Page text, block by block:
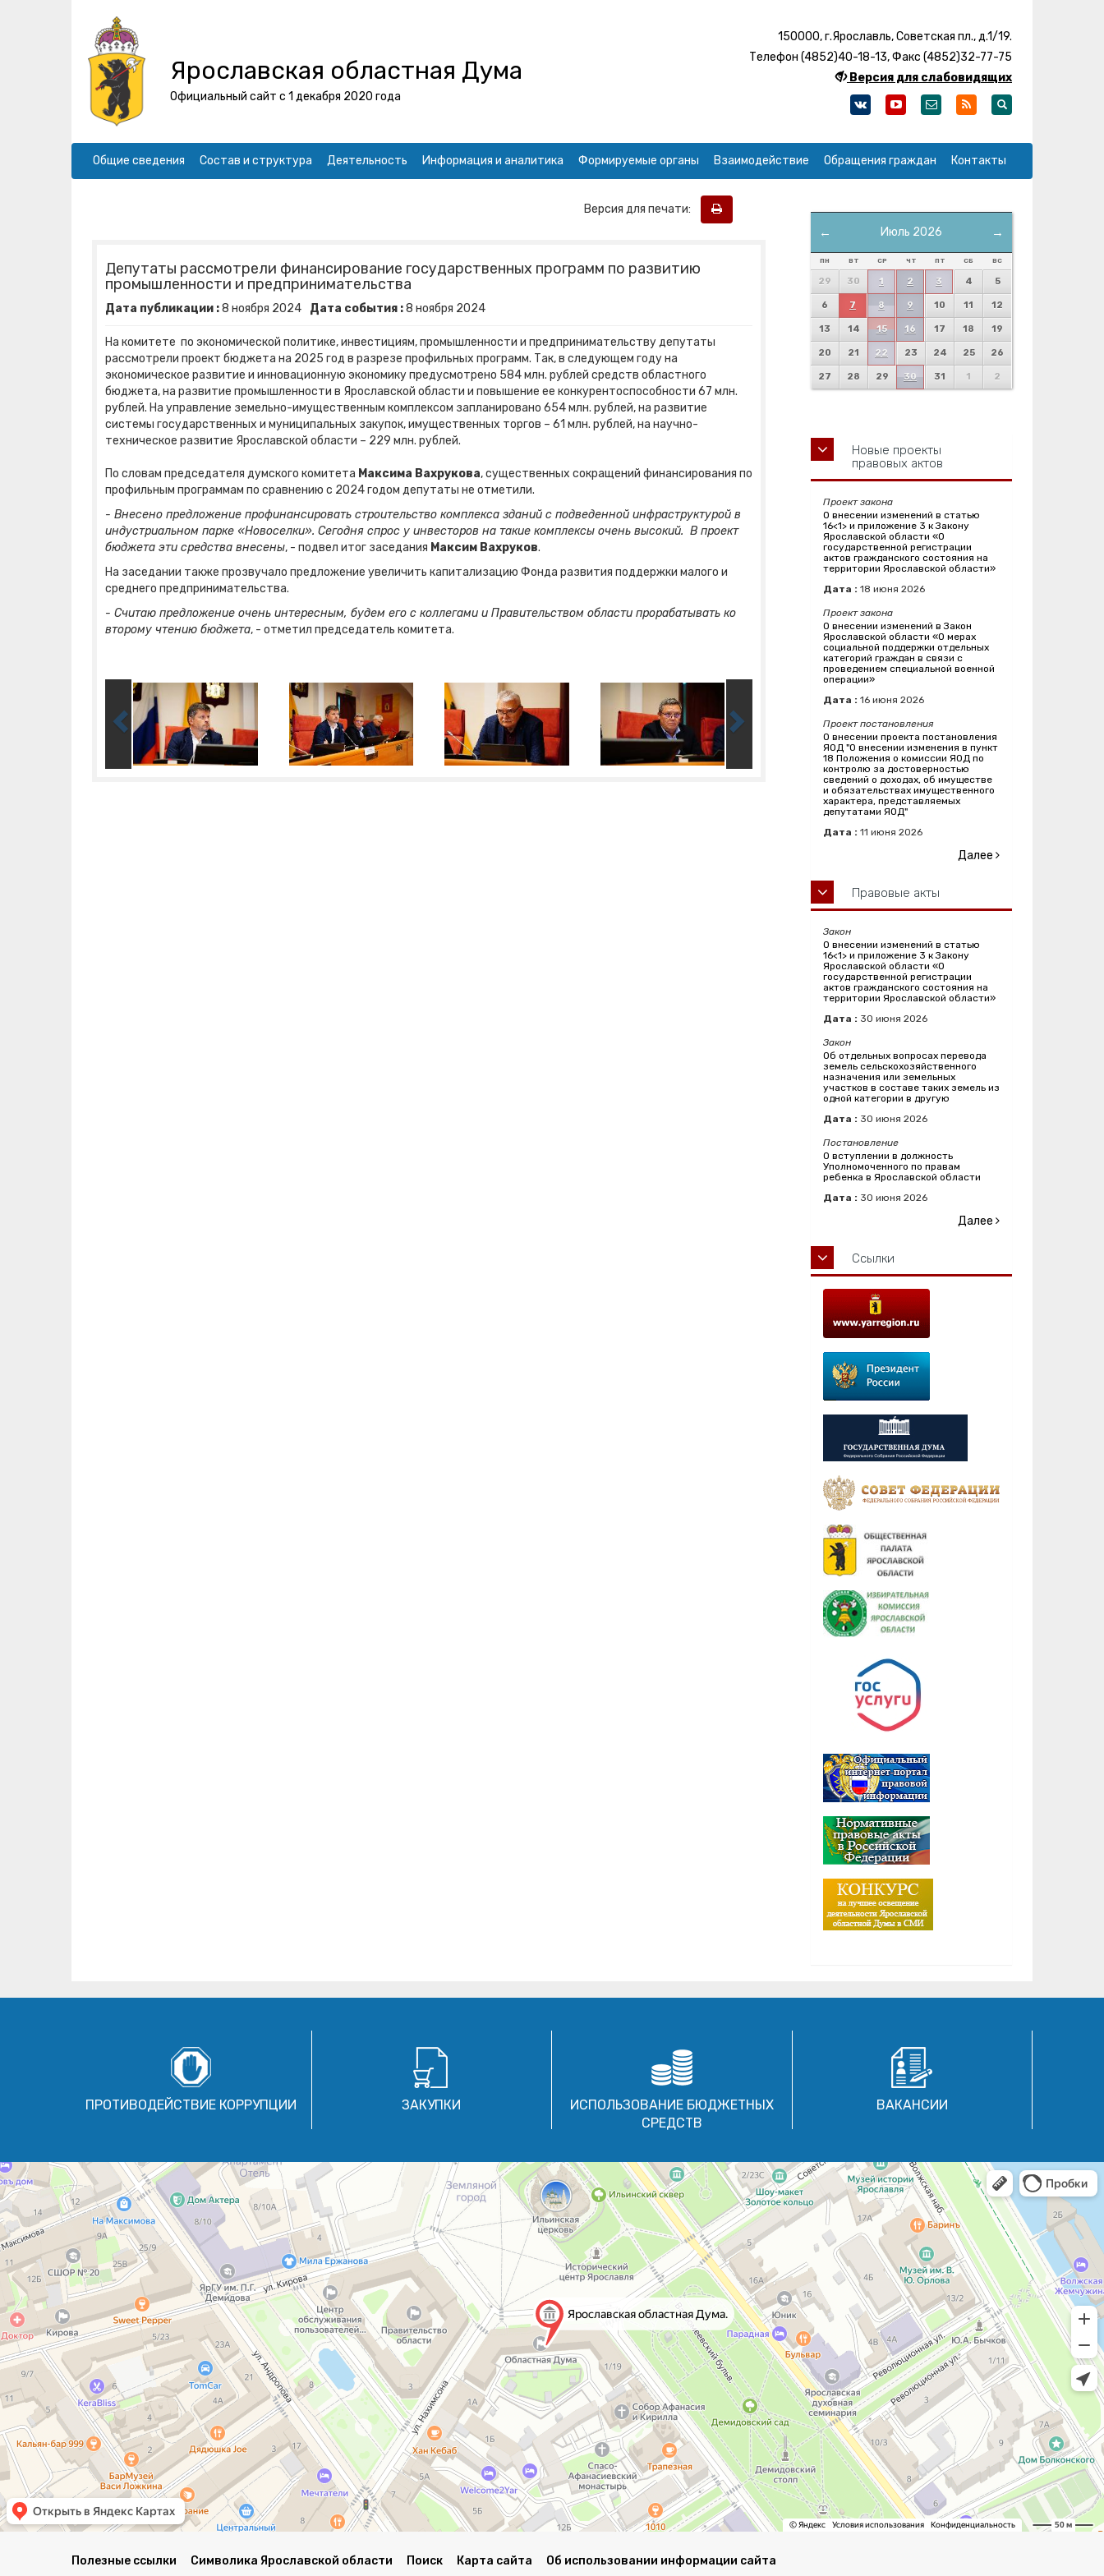
Ярославская областная Дума
Официальный сайт с 1 декабря 2020 года
150000, г.Ярославль, Советская пл., д.1/19.
Телефон (4852)40-18-13, Факс (4852)32-77-75
Версия для слабовидящих
Общие сведения Состав и структура Деятельность Информация и аналитика Формируемые органы Взаимодействие Обращения граждан Контакты
Версия для печати:
Депутаты рассмотрели финансирование государственных программ по развитию
промышленности и предпринимательства
Дата публикации :8 ноября 2024 Дата события :8 ноября 2024
На комитете по экономической политике, инвестициям, промышленности и предпринимательству депутаты
рассмотрели проект бюджета на 2025 год в разрезе профильных программ. Так, в следующем году на
экономическое развитие и инновационную экономику предусмотрено 584 млн. рублей средств областного
бюджета, на развитие промышленности в Ярославской области и повышение ее конкурентоспособности 67 млн.
рублей. На управление земельно-имущественным комплексом запланировано 654 млн. рублей, на развитие
системы государственных и муниципальных закупок, имущественных торгов – 61 млн. рублей, на научно-
техническое развитие Ярославской области – 229 млн. рублей.
По словам председателя думского комитета Максима Вахрукова, существенных сокращений финансирования по
профильным программам по сравнению с 2024 годом депутаты не отметили.
- Внесено предложение профинансировать строительство комплекса зданий с подведенной инфраструктурой в
индустриальном парке «Новоселки». Сегодня спрос у инвесторов на такие комплексы очень высокий. В проект
бюджета эти средства внесены, - подвел итог заседания Максим Вахруков.
На заседании также прозвучало предложение увеличить капитализацию Фонда развития поддержки малого и
среднего предпринимательства.
- Считаю предложение очень интересным, будем его с коллегами и Правительством области прорабатывать ко
второму чтению бюджета, - отметил председатель комитета.
← →
Июль 2026
ПН ВТ СР ЧТ ПТ СБ ВС
29 30 1 2 3 4 5
6 7 8 9 10 11 12
13 14 15 16 17 18 19
20 21 22 23 24 25 26
27 28 29 30 31 1 2
Новые проекты
правовых актов
Проект закона
О внесении изменений в статью
16<1> и приложение 3 к Закону
Ярославской области «О
государственной регистрации
актов гражданского состояния на
территории Ярославской области»
Дата : 18 июня 2026
Проект закона
О внесении изменений в Закон
Ярославской области «О мерах
социальной поддержки отдельных
категорий граждан в связи с
проведением специальной военной
операции»
Дата : 16 июня 2026
Проект постановления
О внесении проекта постановления
ЯОД "О внесении изменения в пункт
18 Положения о комиссии ЯОД по
контролю за достоверностью
сведений о доходах, об имуществе
и обязательствах имущественного
характера, представляемых
депутатами ЯОД"
Дата : 11 июня 2026
Далее
Правовые акты
Закон
О внесении изменений в статью
16<1> и приложение 3 к Закону
Ярославской области «О
государственной регистрации
актов гражданского состояния на
территории Ярославской области»
Дата : 30 июня 2026
Закон
Об отдельных вопросах перевода
земель сельскохозяйственного
назначения или земельных
участков в составе таких земель из
одной категории в другую
Дата : 30 июня 2026
Постановление
О вступлении в должность
Уполномоченного по правам
ребенка в Ярославской области
Дата : 30 июня 2026
Далее
Ссылки
ПРОТИВОДЕЙСТВИЕ КОРРУПЦИИ ЗАКУПКИ
ИСПОЛЬЗОВАНИЕ БЮДЖЕТНЫХ
СРЕДСТВ
ВАКАНСИИ
Полезные ссылки Символика Ярославской области Поиск Карта сайта Об использовании информации сайта